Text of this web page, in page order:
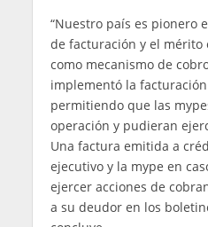
“Nuestro país es pionero
de facturación y el mérito
como mecanismo de
implementó la
permitiendo que las
operación y pudieran
Una factura emitida a
ejecutivo y la mype en
ejercer acciones de
a su deudor en los